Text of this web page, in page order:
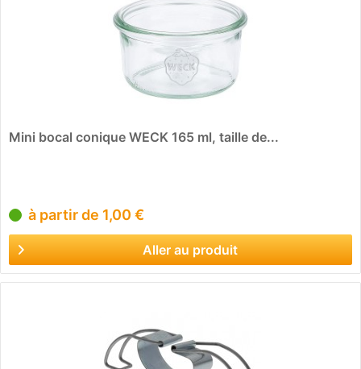
Mini bocal conique WECK 165 ml, taille de...
à partir de 1,00 €
Aller au produit